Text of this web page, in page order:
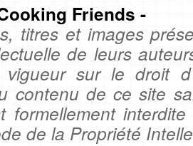
Friends -
titres et images
de leurs
sur le droit
contenu de ce site
formellement
de la Propriété